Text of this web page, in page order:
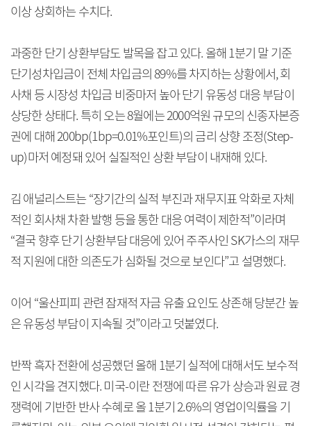
이상 상회하는 수치다.
과중한 단기 상환부담도 발목을 잡고 있다. 올해 1분기 말 기준
단기성차입금이 전체 차입금의 89%를 차지하는 상황에서, 회
사채 등 시장성 차입금 비중마저 높아 단기 유동성 대응 부담이
상당한 상태다. 특히 오는 8월에는 2000억원 규모의 신종자본증
권에 대해 200bp(1bp=0.01%포인트)의 금리 상향 조정(Step-
up)마저 예정돼 있어 실질적인 상환 부담이 내재해 있다.
김 애널리스트는 “장기간의 실적 부진과 재무지표 악화로 자체
적인 회사채 차환 발행 등을 통한 대응 여력이 제한적”이라며
“결국 향후 단기 상환부담 대응에 있어 주주사인 SK가스의 재무
적 지원에 대한 의존도가 심화될 것으로 보인다”고 설명했다.
이어 “울산피피 관련 잠재적 자금 유출 요인도 상존해 당분간 높
은 유동성 부담이 지속될 것”이라고 덧붙였다.
반짝 흑자 전환에 성공했던 올해 1분기 실적에 대해서도 보수적
인 시각을 견지했다. 미국-이란 전쟁에 따른 유가 상승과 원료 경
쟁력에 기반한 반사 수혜로 올 1분기 2.6%의 영업이익률을 기